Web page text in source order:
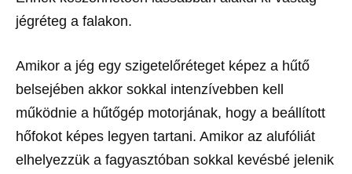
jégréteg a falakon.
Amikor a jég egy szigetelőréteget képez a hűtő
belsejében akkor sokkal intenzívebben kell
működnie a hűtőgép motorjának, hogy a beállított
hőfokot képes legyen tartani. Amikor az alufóliát
elhelyezzük a fagyasztóban sokkal kevésbé jelenik